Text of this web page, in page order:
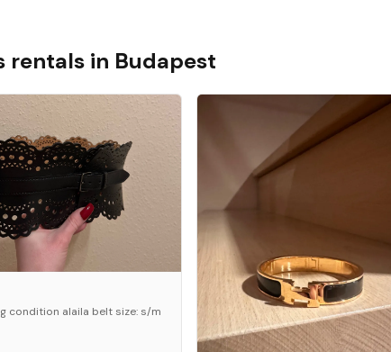
rentals in Budapest
condition alaila belt size: s/m